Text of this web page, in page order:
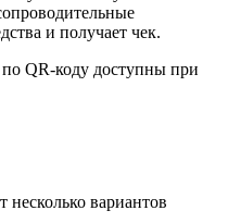
и получает чек.
QR-коду доступны при
несколько вариантов